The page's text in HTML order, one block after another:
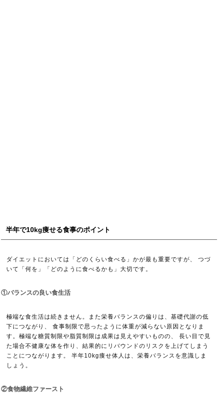
半年で10kg痩せる食事のポイント
ダイエットにおいては「どのくらい食べる」かが最も重要ですが、 つづ
いて「何を」「どのように食べるかも」大切です。
①バランスの良い食生活
極端な食生活は続きません。また栄養バランスの偏りは、基礎代謝の低
下につながり、 食事制限で思ったように体重が減らない原因となりま
す。極端な糖質制限や脂質制限は成果は見えやすいものの、 長い目で見
た場合不健康な体を作り、結果的にリバウンドのリスクを上げてしまう
ことにつながります。 半年10kg痩せ体人は、栄養バランスを意識しま
しょう。
②食物繊維ファースト